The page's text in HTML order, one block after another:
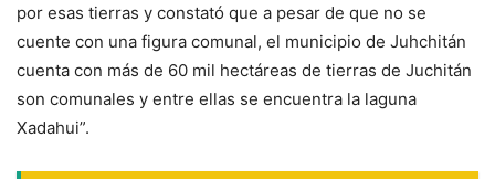
por esas tierras y constató que a pesar de que no se
cuente con una figura comunal, el municipio de Juhchitán
cuenta con más de 60 mil hectáreas de tierras de Juchitán
son comunales y entre ellas se encuentra la laguna
Xadahui”.